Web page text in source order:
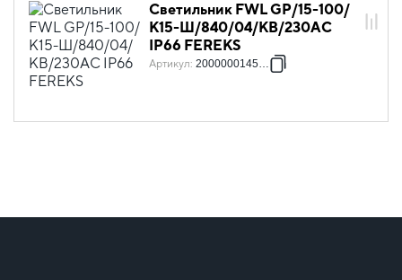
Светильник FWL GP/15-100/
К15-Ш/840/04/КB/230AC
IP66 FEREKS
Артикул: 2000000145242